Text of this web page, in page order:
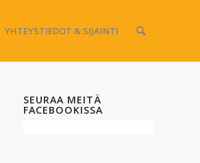
YHTEYSTIEDOT & SIJAINTI
SEURAA MEITÄ
FACEBOOKISSA